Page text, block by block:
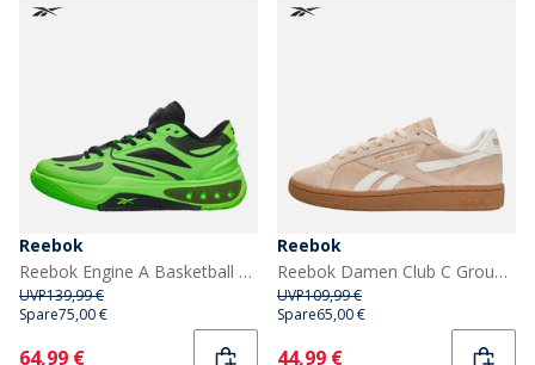
Reebok
Reebok Engine A Basketball Schuhe Solar Lime/Solar Lime/Schwarz
UVP139,99 €
Spare75,00 €
Current
64,99 €
Reebok
Reebok Damen Club C Grounds UK Turnschuhe Washed Clay/Chalk/Gum
UVP109,99 €
Spare65,00 €
Current
44,99 €